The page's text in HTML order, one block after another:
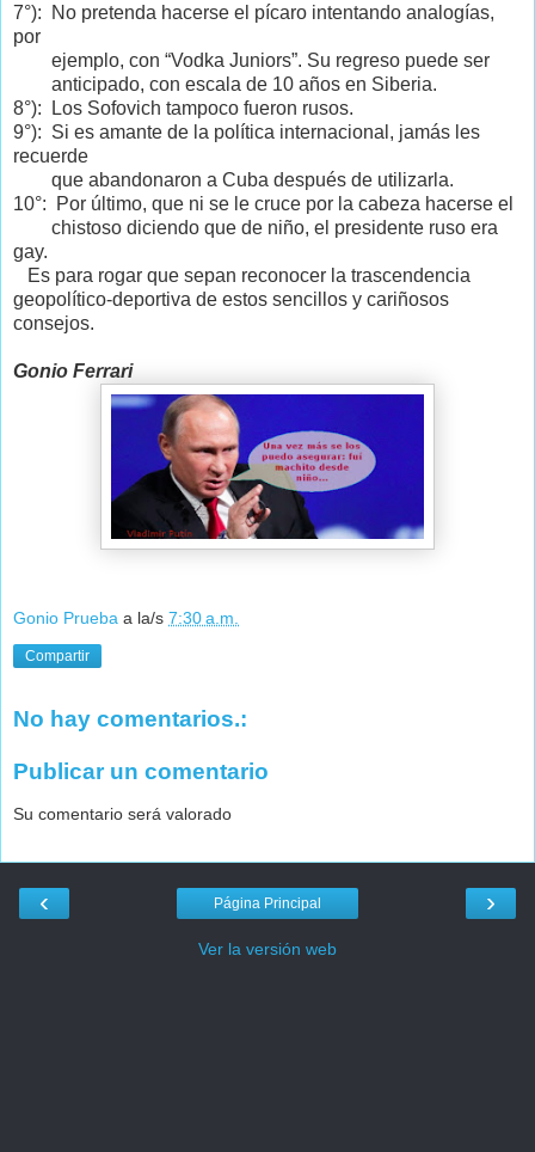
7°): No pretenda hacerse el pícaro intentando analogías,
por
ejemplo, con “Vodka Juniors”. Su regreso puede ser
anticipado, con escala de 10 años en Siberia.
8°): Los Sofovich tampoco fueron rusos.
9°): Si es amante de la política internacional, jamás les
recuerde
que abandonaron a Cuba después de utilizarla.
10°: Por último, que ni se le cruce por la cabeza hacerse el
chistoso diciendo que de niño, el presidente ruso era
gay.
Es para rogar que sepan reconocer la trascendencia
geopolítico-deportiva de estos sencillos y cariñosos
consejos.
Gonio Ferrari
Gonio Prueba a la/s 7:30 a.m.
Compartir
No hay comentarios.:
Publicar un comentario
Su comentario será valorado
‹ ›
Página Principal
Ver la versión web